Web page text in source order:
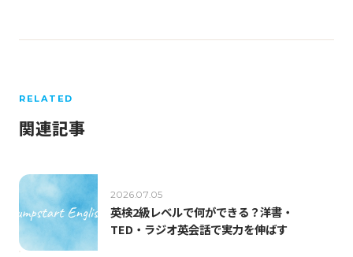
RELATED
関連記事
2026.07.05
英検2級レベルで何ができる？洋書・
TED・ラジオ英会話で実力を伸ばす